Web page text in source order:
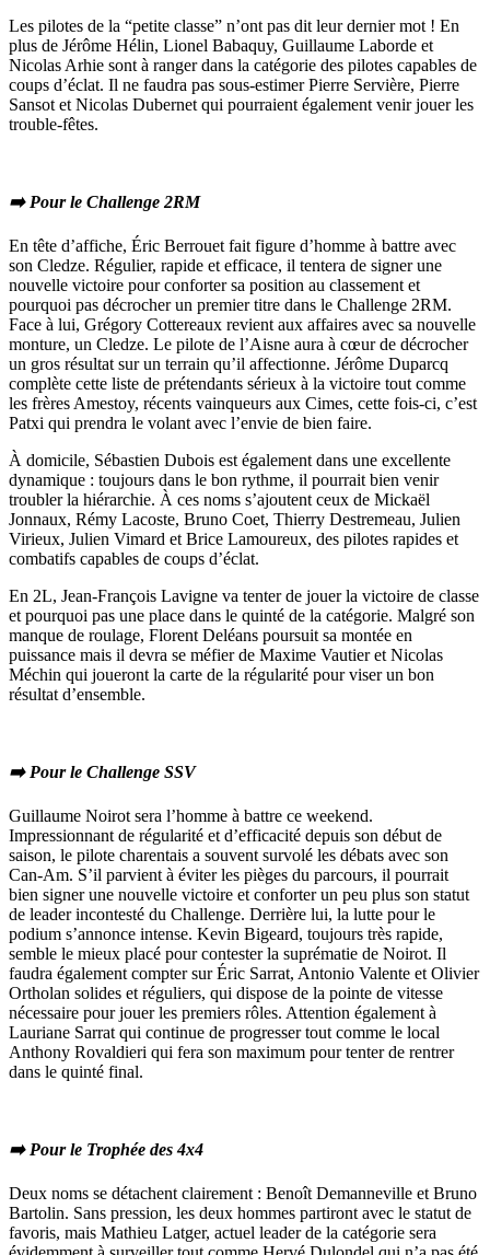
Les pilotes de la “petite classe” n’ont pas dit leur dernier mot ! En
plus de Jérôme Hélin, Lionel Babaquy, Guillaume Laborde et
Nicolas Arhie sont à ranger dans la catégorie des pilotes capables de
coups d’éclat. Il ne faudra pas sous-estimer Pierre Servière, Pierre
Sansot et Nicolas Dubernet qui pourraient également venir jouer les
trouble-fêtes.
➡️ Pour le Challenge 2RM
En tête d’affiche, Éric Berrouet fait figure d’homme à battre avec
son Cledze. Régulier, rapide et efficace, il tentera de signer une
nouvelle victoire pour conforter sa position au classement et
pourquoi pas décrocher un premier titre dans le Challenge 2RM.
Face à lui, Grégory Cottereaux revient aux affaires avec sa nouvelle
monture, un Cledze. Le pilote de l’Aisne aura à cœur de décrocher
un gros résultat sur un terrain qu’il affectionne. Jérôme Duparcq
complète cette liste de prétendants sérieux à la victoire tout comme
les frères Amestoy, récents vainqueurs aux Cimes, cette fois-ci, c’est
Patxi qui prendra le volant avec l’envie de bien faire.
À domicile, Sébastien Dubois est également dans une excellente
dynamique : toujours dans le bon rythme, il pourrait bien venir
troubler la hiérarchie. À ces noms s’ajoutent ceux de Mickaël
Jonnaux, Rémy Lacoste, Bruno Coet, Thierry Destremeau, Julien
Virieux, Julien Vimard et Brice Lamoureux, des pilotes rapides et
combatifs capables de coups d’éclat.
En 2L, Jean-François Lavigne va tenter de jouer la victoire de classe
et pourquoi pas une place dans le quinté de la catégorie. Malgré son
manque de roulage, Florent Deléans poursuit sa montée en
puissance mais il devra se méfier de Maxime Vautier et Nicolas
Méchin qui joueront la carte de la régularité pour viser un bon
résultat d’ensemble.
➡️ Pour le Challenge SSV
Guillaume Noirot sera l’homme à battre ce weekend.
Impressionnant de régularité et d’efficacité depuis son début de
saison, le pilote charentais a souvent survolé les débats avec son
Can-Am. S’il parvient à éviter les pièges du parcours, il pourrait
bien signer une nouvelle victoire et conforter un peu plus son statut
de leader incontesté du Challenge. Derrière lui, la lutte pour le
podium s’annonce intense. Kevin Bigeard, toujours très rapide,
semble le mieux placé pour contester la suprématie de Noirot. Il
faudra également compter sur Éric Sarrat, Antonio Valente et Olivier
Ortholan solides et réguliers, qui dispose de la pointe de vitesse
nécessaire pour jouer les premiers rôles. Attention également à
Lauriane Sarrat qui continue de progresser tout comme le local
Anthony Rovaldieri qui fera son maximum pour tenter de rentrer
dans le quinté final.
➡️ Pour le Trophée des 4x4
Deux noms se détachent clairement : Benoît Demanneville et Bruno
Bartolin. Sans pression, les deux hommes partiront avec le statut de
favoris, mais Mathieu Latger, actuel leader de la catégorie sera